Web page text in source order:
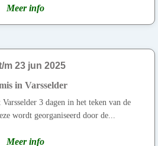
Meer info
m 23 jun 2025
in Varsselder
3 dagen in het teken van de
wordt georganiseerd door de...
Meer info